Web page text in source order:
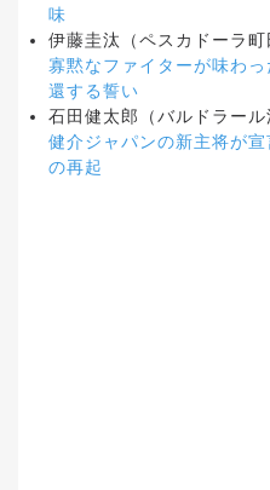
味
伊藤圭汰（ペスカドーラ町
寡黙なファイターが味わ
還する誓い
石田健太郎（バルドラール
健介ジャパンの新主将が宣
の再起